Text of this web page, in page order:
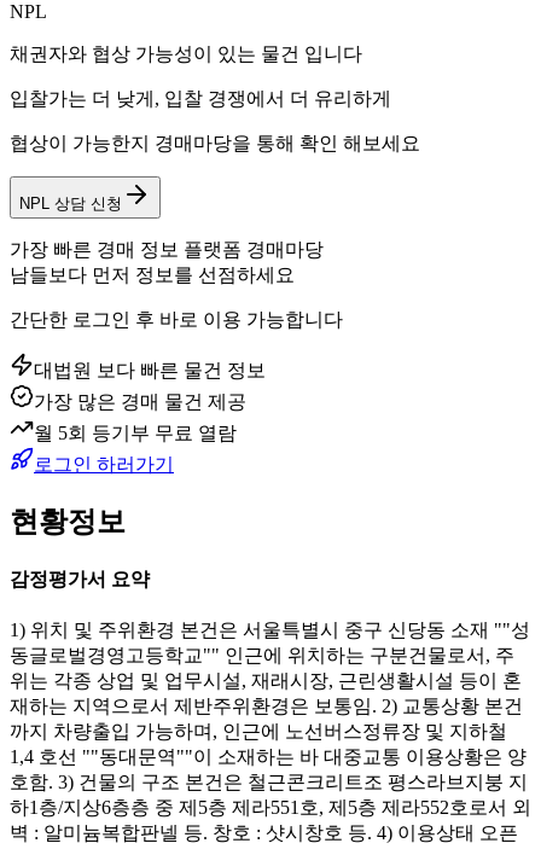
NPL
채권자와 협상 가능성이 있는 물건 입니다
입찰가는 더 낮게, 입찰 경쟁에서 더 유리하게
협상이 가능한지 경매마당을 통해 확인 해보세요
NPL 상담 신청
가장 빠른 경매 정보 플랫폼 경매마당
남들보다 먼저 정보를 선점하세요
간단한 로그인 후 바로 이용 가능합니다
대법원 보다 빠른 물건 정보
가장 많은 경매 물건 제공
월 5회 등기부 무료 열람
로그인 하러가기
현황정보
감정평가서 요약
1) 위치 및 주위환경 본건은 서울특별시 중구 신당동 소재 ""성
동글로벌경영고등학교"" 인근에 위치하는 구분건물로서, 주
위는 각종 상업 및 업무시설, 재래시장, 근린생활시설 등이 혼
재하는 지역으로서 제반주위환경은 보통임. 2) 교통상황 본건
까지 차량출입 가능하며, 인근에 노선버스정류장 및 지하철
1,4 호선 ""동대문역""이 소재하는 바 대중교통 이용상황은 양
호함. 3) 건물의 구조 본건은 철근콘크리트조 평스라브지붕 지
하1층/지상6층층 중 제5층 제라551호, 제5층 제라552호로서 외
벽 : 알미늄복합판넬 등. 창호 : 샷시창호 등. 4) 이용상태 오픈